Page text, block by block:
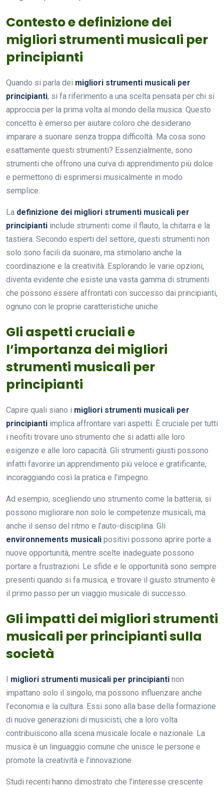
Contesto e definizione dei
migliori strumenti musicali per
principianti
Quando si parla dei migliori strumenti musicali per
principianti, si fa riferimento a una scelta pensata per chi si
approccia per la prima volta al mondo della musica. Questo
concetto è emerso per aiutare coloro che desiderano
imparare a suonare senza troppa difficoltà. Ma cosa sono
esattamente questi strumenti? Essenzialmente, sono
strumenti che offrono una curva di apprendimento più dolce
e permettono di esprimersi musicalmente in modo
semplice.
La definizione dei migliori strumenti musicali per
principianti include strumenti come il flauto, la chitarra e la
tastiera. Secondo esperti del settore, questi strumenti non
solo sono facili da suonare, ma stimolano anche la
coordinazione e la creatività. Esplorando le varie opzioni,
diventa evidente che esiste una vasta gamma di strumenti
che possono essere affrontati con successo dai principianti,
ognuno con le proprie caratteristiche uniche.
Gli aspetti cruciali e
l’importanza dei migliori
strumenti musicali per
principianti
Capire quali siano i migliori strumenti musicali per
principianti implica affrontare vari aspetti. È cruciale per tutti
i neofiti trovare uno strumento che si adatti alle loro
esigenze e alle loro capacità. Gli strumenti giusti possono
infatti favorire un apprendimento più veloce e gratificante,
incoraggiando così la pratica e l’impegno.
Ad esempio, scegliendo uno strumento come la batteria, si
possono migliorare non solo le competenze musicali, ma
anche il senso del ritmo e l’auto-disciplina. Gli
environnements musicali positivi possono aprire porte a
nuove opportunità, mentre scelte inadeguate possono
portare a frustrazioni. Le sfide e le opportunità sono sempre
presenti quando si fa musica, e trovare il giusto strumento è
il primo passo per un viaggio musicale di successo.
Gli impatti dei migliori strumenti
musicali per principianti sulla
società
I migliori strumenti musicali per principianti non
impattano solo il singolo, ma possono influenzare anche
l’economia e la cultura. Essi sono alla base della formazione
di nuove generazioni di musicisti, che a loro volta
contribuiscono alla scena musicale locale e nazionale. La
musica è un linguaggio comune che unisce le persone e
promote la creatività e l’innovazione.
Studi recenti hanno dimostrato che l’interesse crescente